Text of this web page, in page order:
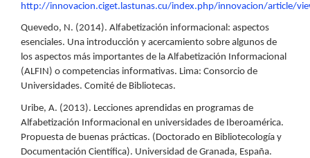
http://innovacion.ciget.lastunas.cu/index.php/innovacion/article/
Quevedo, N. (2014). Alfabetización informacional: aspectos
esenciales. Una introducción y acercamiento sobre algunos de
los aspectos más importantes de la Alfabetización Informacional
(ALFIN) o competencias informativas. Lima: Consorcio de
Universidades. Comité de Bibliotecas.
Uribe, A. (2013). Lecciones aprendidas en programas de
Alfabetización Informacional en universidades de Iberoamérica.
Propuesta de buenas prácticas. (Doctorado en Bibliotecología y
Documentación Científica). Universidad de Granada, España.